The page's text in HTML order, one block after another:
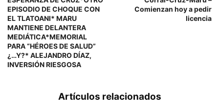
EPISODIO DE CHOQUE CON
EL TLATOANI* MARU
MANTIENE DELANTERA
MEDIÁTICA*MEMORIAL
PARA “HÉROES DE SALUD”
¿…Y?* ALEJANDRO DÍAZ,
INVERSIÓN RIESGOSA
Comienzan hoy a pedir
licencia
Artículos relacionados